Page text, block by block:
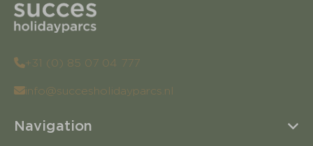
+31 (0) 85 07 04 777
info@succesholidayparcs.nl
Navigation